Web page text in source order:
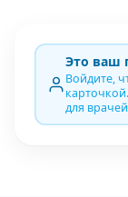
Это ваш
Войдите,
для